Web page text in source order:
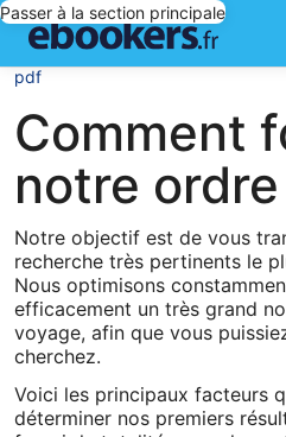
Passer à la section principale
pdf
Comment
notre
Notre objectif est de vous
recherche très pertinents le
Nous optimisons
efficacement un très grand
voyage, afin que vous
cherchez.
Voici les principaux facteurs
déterminer nos premiers